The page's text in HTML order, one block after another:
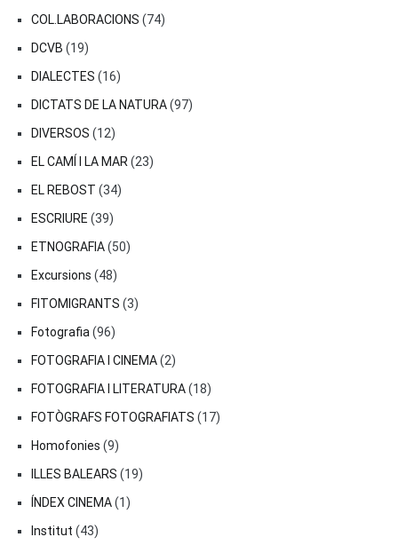
COL.LABORACIONS (74)
DCVB (19)
DIALECTES (16)
DICTATS DE LA NATURA(97)
DIVERSOS (12)
EL CAMÍ I LA MAR (23)
EL REBOST (34)
ESCRIURE (39)
ETNOGRAFIA(50)
Excursions (48)
FITOMIGRANTS (3)
Fotografia (96)
FOTOGRAFIA I CINEMA(2)
FOTOGRAFIA I LITERATURA(18)
FOTÒGRAFS FOTOGRAFIATS (17)
Homofonies (9)
ILLES BALEARS (19)
ÍNDEX CINEMA(1)
Institut (43)